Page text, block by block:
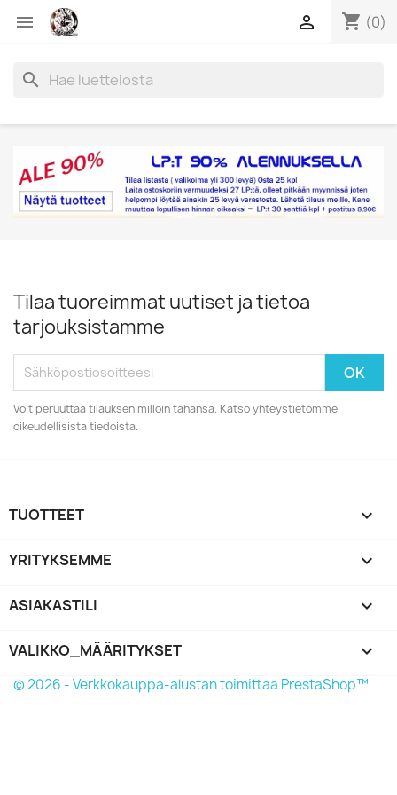
 shopping_cart (0)

search
Tilaa tuoreimmat uutiset ja tietoa
tarjouksistamme
Voit peruuttaa tilauksen milloin tahansa. Katso yhteystietomme
oikeudellisista tiedoista.
TUOTTEET 
YRITYKSEMME 
ASIAKASTILI 
VALIKKO_MÄÄRITYKSET keyboard_arrow_down
© 2026 - Verkkokauppa-alustan toimittaa PrestaShop™